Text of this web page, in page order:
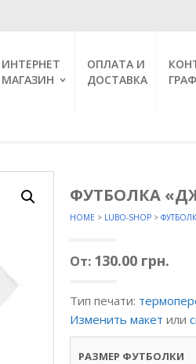
ИНТЕРНЕТ
МАГАЗИН
МОЙ АККАУНТ
ОПЛАТА И
ДОСТАВКА
НАСЕЛЕННЫЙ ПУНКТ
ФУТБОЛКА
HOME > LUBO-SHOP >
От: 130.00 грн.
Тип печати:
Изменить макет или
РАЗМЕР ФУТБОЛКИ